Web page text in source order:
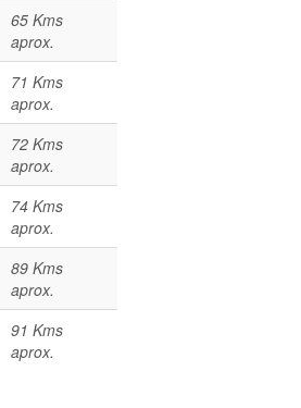
65 Kms
aprox.
71 Kms
aprox.
72 Kms
aprox.
74 Kms
aprox.
89 Kms
aprox.
91 Kms
aprox.